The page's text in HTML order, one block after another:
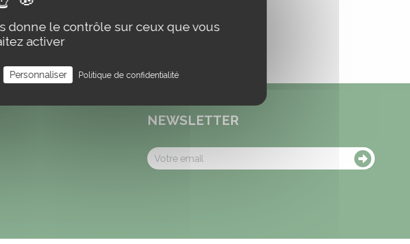
NEWSLETTER
donne le contrôle sur ceux que vous
activer
Personnaliser Politique de confidentialité